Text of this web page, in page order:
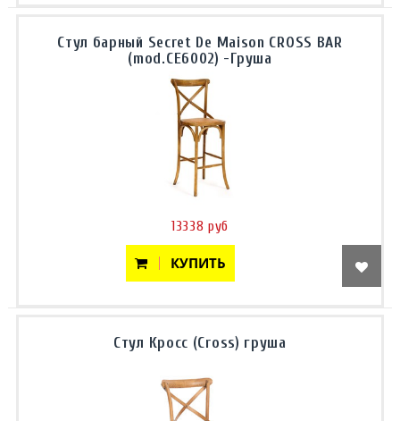
Стул барный Secret De Maison CROSS BAR
(mod.CE6002) -Груша
13338 руб
КУПИТЬ
Стул Кросс (Cross) груша